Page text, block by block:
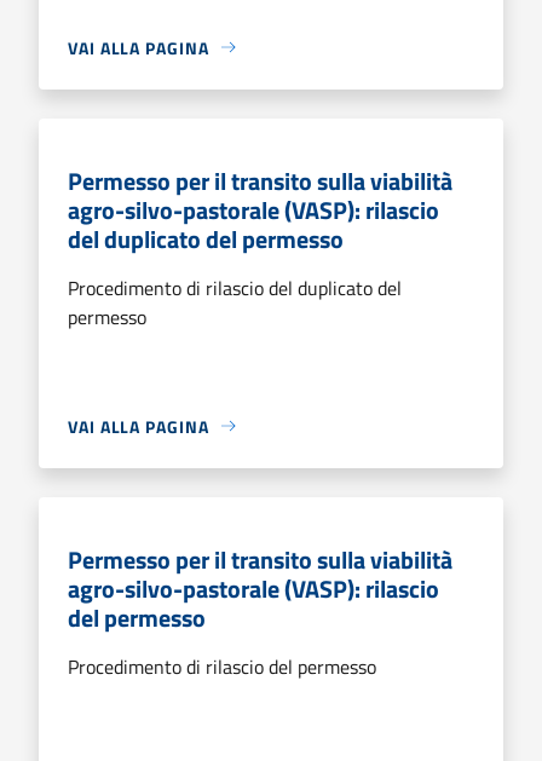
VAI ALLA PAGINA
Permesso per il transito sulla viabilità
agro-silvo-pastorale (VASP): rilascio
del duplicato del permesso
Procedimento di rilascio del duplicato del
permesso
VAI ALLA PAGINA
Permesso per il transito sulla viabilità
agro-silvo-pastorale (VASP): rilascio
del permesso
Procedimento di rilascio del permesso